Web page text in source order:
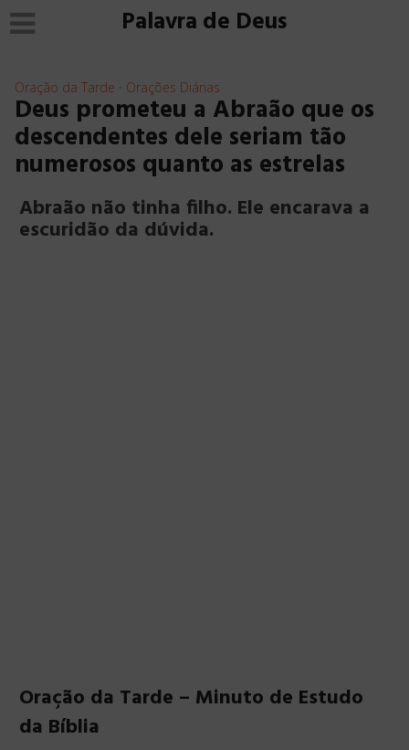
Palavra de Deus
Oração da Tarde • Orações Diárias
Deus prometeu a Abraão que os
descendentes dele seriam tão
numerosos quanto as estrelas
Abraão não tinha filho. Ele encarava a
escuridão da dúvida.
Oração da Tarde – Minuto de Estudo
da Bíblia